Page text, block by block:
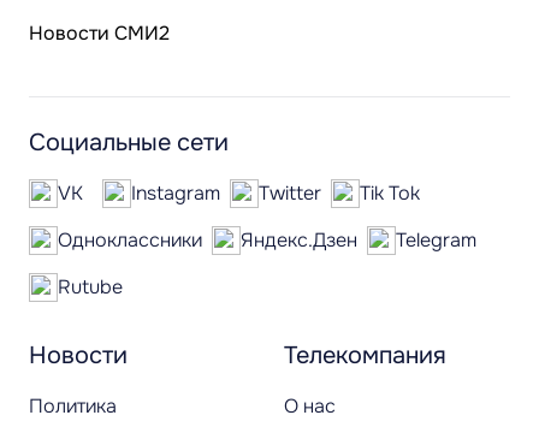
Новости СМИ2
Новости
Политика
Телекомпания
О нас
Социальные сети
VK Instagram Twitter
Tik Tok
Одноклассники
Яндекс.Дзен
Telegram
Rutube